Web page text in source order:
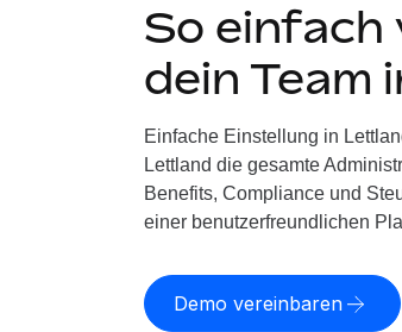
So
dein Team
Einfache Einstellung in
Lettland die gesamte
Benefits, Compliance und
einer benutzerfreundlichen
Demo vereinbaren